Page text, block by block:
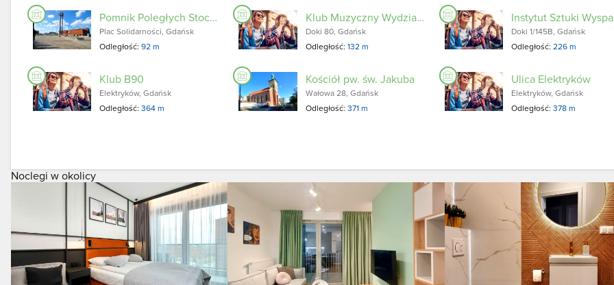
Pomnik Poległych Stoczniowców 1970
Plac Solidarności, Gdańsk
Odległość:92 m
Klub Muzyczny Wydział Remontowy
Doki 80, Gdańsk
Odległość: 132 m
Instytut Sztuki Wyspa
Doki 1/145B, Gdańsk
Odległość:226 m
Klub B90
Elektryków, Gdańsk
Odległość:364 m
Kościół pw. św. Jakuba
Wałowa 28, Gdańsk
Odległość: 371 m
Ulica Elektryków
Elektryków, Gdańsk
Odległość:378 m
Noclegi w okolicy